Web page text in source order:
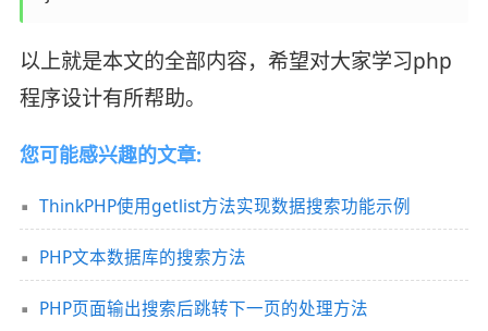
以上就是本文的全部内容，希望对大家学习php
程序设计有所帮助。
您可能感兴趣的文章:
ThinkPHP使用getlist方法实现数据搜索功能示例
PHP文本数据库的搜索方法
PHP页面输出搜索后跳转下一页的处理方法